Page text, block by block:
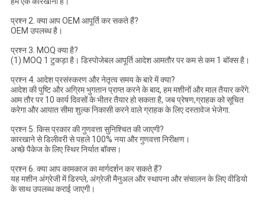
प्रश्न 2. क्या आप OEM आपूर्ति कर सकते हैं?
OEM उपलब्ध है।
प्रश्न 3. MOQ क्या है?
(1) MOQ 1 टुकड़ा है। डिस्पोजेबल आपूर्ति आदेश आमतौर पर कम से कम 1 बॉक्स है।
प्रश्न 4. आदेश प्रसंस्करण और नेतृत्व समय के बारे में क्या?
आदेश की पुष्टि और अग्रिम भुगतान प्राप्त करने के बाद, हम मशीनों और माल तैयार करेंगे.
आम तौर पर 10 कार्य दिवसों के भीतर तैयार हो सकता है, जब प्रेषण,ग्राहक को सूचित
करेगा और आयात सीमा शुल्क निकासी करने वाले ग्राहक के लिए दस्तावेज भेजेगा.
प्रश्न 5. किस प्रकार की गुणवत्ता सुनिश्चित की जाएगी?
कारखाने से डिलीवरी से पहले 100% नया और गुणवत्ता निरीक्षण।
अच्छे पैकेज के लिए स्थिर निर्यात बॉक्स।
प्रश्न 6. क्या आप कामकाज का मार्गदर्शन कर सकते हैं?
यह मशीन अंग्रेजी में डिस्प्ले, अंग्रेजी मैनुअल और स्थापना और संचालन के लिए वीडियो
के साथ उपलब्ध कराई जाएगी।